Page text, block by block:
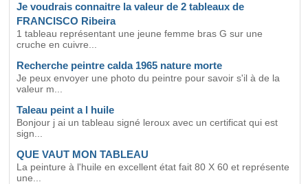
Je voudrais connaitre la valeur de 2 tableaux de
FRANCISCO Ribeira
1 tableau représentant une jeune femme bras G sur une
cruche en cuivre...
Recherche peintre calda 1965 nature morte
Je peux envoyer une photo du peintre pour savoir s'il à de la
valeur m...
Taleau peint a l huile
Bonjour j ai un tableau signé leroux avec un certificat qui est
sign...
QUE VAUT MON TABLEAU
La peinture à l'huile en excellent état fait 80 X 60 et représente
une...